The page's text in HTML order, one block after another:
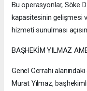
Bu operasyonlar, Söke
kapasitesinin gelişmesi
hizmeti sunulması
BAŞHEKİM YILMAZ
Genel Cerrahi
Murat Yılmaz,